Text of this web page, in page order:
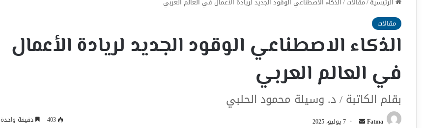
مقالات
الذكاء الاصطناعي الوقود الجديد لريادة الأعمال
في العالم العربي
بقلم الكاتبة / د. وسيلة محمود الحلبي
Fatma
أرسل 7 يوليو، 2025 403 دقيقة واحدة